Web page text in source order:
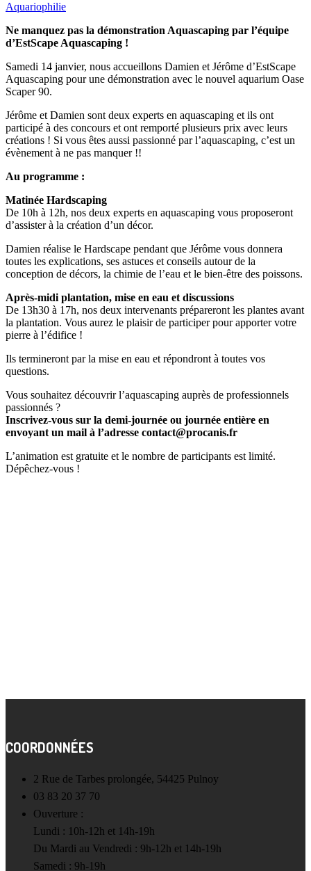
Aquariophilie
Ne manquez pas la démonstration Aquascaping par l’équipe
d’EstScape Aquascaping !
Samedi 14 janvier, nous accueillons Damien et Jérôme d’EstScape
Aquascaping pour une démonstration avec le nouvel aquarium Oase
Scaper 90.
Jérôme et Damien sont deux experts en aquascaping et ils ont
participé à des concours et ont remporté plusieurs prix avec leurs
créations ! Si vous êtes aussi passionné par l’aquascaping, c’est un
évènement à ne pas manquer !!
Au programme :
Matinée Hardscaping
De 10h à 12h, nos deux experts en aquascaping vous proposeront
d’assister à la création d’un décor.
Damien réalise le Hardscape pendant que Jérôme vous donnera
toutes les explications, ses astuces et conseils autour de la
conception de décors, la chimie de l’eau et le bien-être des poissons.
Après-midi plantation, mise en eau et discussions
De 13h30 à 17h, nos deux intervenants prépareront les plantes avant
la plantation. Vous aurez le plaisir de participer pour apporter votre
pierre à l’édifice !
Ils termineront par la mise en eau et répondront à toutes vos
questions.
Vous souhaitez découvrir l’aquascaping auprès de professionnels
passionnés ?
Inscrivez-vous sur la demi-journée ou journée entière en
envoyant un mail à l’adresse contact@procanis.fr
L’animation est gratuite et le nombre de participants est limité.
Dépêchez-vous !
COORDONNÉES
2 Rue de Tarbes prolongée, 54425 Pulnoy
03 83 20 37 70
Ouverture :
Lundi : 10h-12h et 14h-19h
Du Mardi au Vendredi : 9h-12h et 14h-19h
Samedi : 9h-19h